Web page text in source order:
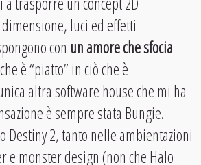
luci ed effetti
con un amore che sfocia
è “piatto” in ciò che è
altra software house che mi ha
è sempre stata Bungie.
Destiny 2, tanto nelle ambientazioni
e monster design (non che Halo